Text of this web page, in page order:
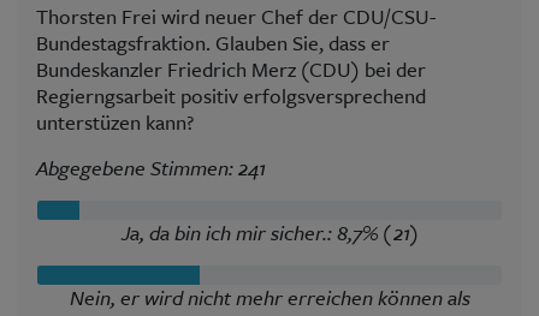
Thorsten Frei wird neuer Chef der CDU/CSU-
Bundestagsfraktion. Glauben Sie, dass er
Bundeskanzler Friedrich Merz (CDU) bei der
Regierngsarbeit positiv erfolgsversprechend
unterstüzen kann?
Abgegebene Stimmen: 241
Ja, da bin ich mir sicher.: 8,7% (21)
Nein, er wird nicht mehr erreichen können als